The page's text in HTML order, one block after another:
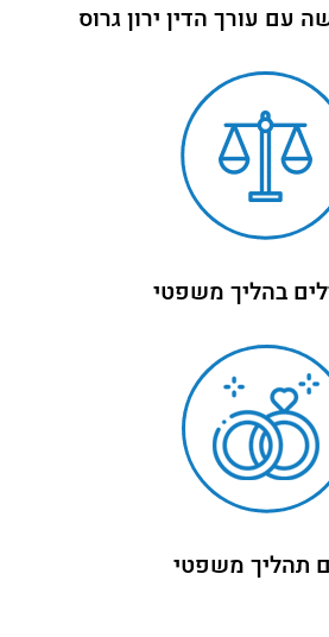
עם עורך הדין ירון גרוס
בהליך משפטי
תהליך משפטי